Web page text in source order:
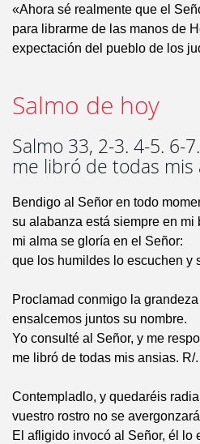
«Ahora sé realmente que el
para librarme de las manos de
expectación del pueblo de los
Salmo de hoy
Salmo 33, 2-3. 4-5. 6-
me libró de todas mis
Bendigo al Señor en todo
su alabanza está siempre en mi
mi alma se gloría en el Señor:
que los humildes lo escuchen y
Proclamad conmigo la
ensalcemos juntos su nombre.
Yo consulté al Señor, y me
me libró de todas mis ansias. R/.
Contempladlo, y quedaréis
vuestro rostro no se
El afligido invocó al Señor, él lo